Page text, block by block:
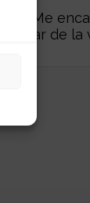
Me
de la